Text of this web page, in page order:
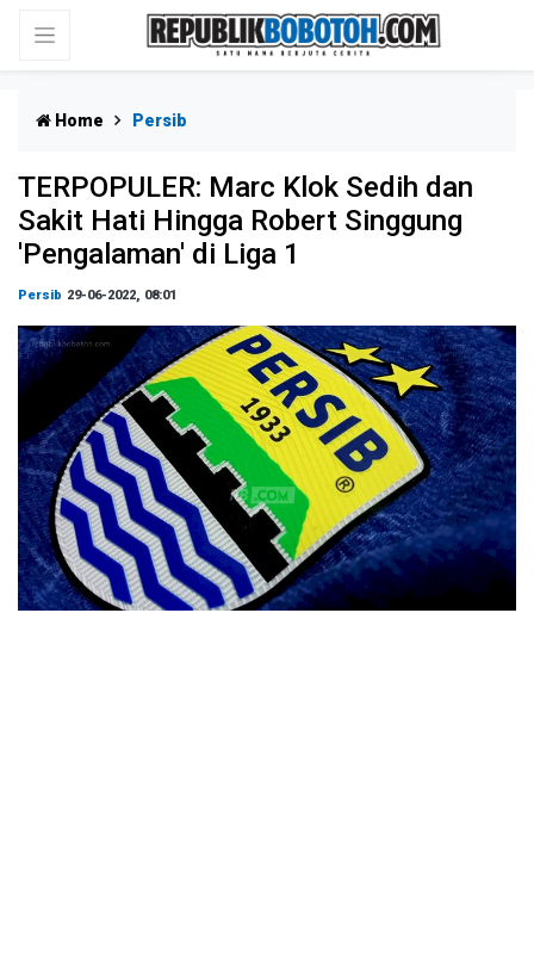
Home Persib
TERPOPULER: Marc Klok Sedih dan
Sakit Hati Hingga Robert Singgung
'Pengalaman' di Liga 1
Persib 29-06-2022, 08:01